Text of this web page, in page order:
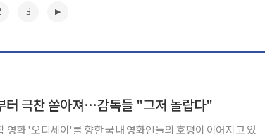
3
터 극찬 쏟아져⋯감독들 "그저 놀랍다"
영화 '오디세이'를 향한 국내 영화인들의 호평이 이어지고 있